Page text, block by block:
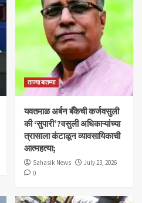
ताज्या बातम्या
​यवतमाळ अर्बन बँकेची कर्जवसुली
की ‘सुपारी’?वसुली अधिकाऱ्यांच्या
त्रासाला कंटाळून व्यावसायिकाची
आत्महत्या;
Sahasik News
July 23, 2026
0